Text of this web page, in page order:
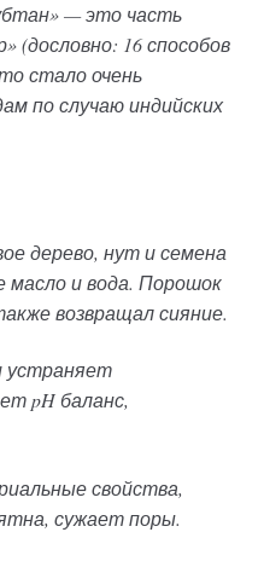
— это часть
(дословно: 16 способов
стало очень
по случаю индийских
дерево, нут и семена
масло и вода. Порошок
возвращал сияние.
устраняет
pH баланс,
свойства,
сужает поры.